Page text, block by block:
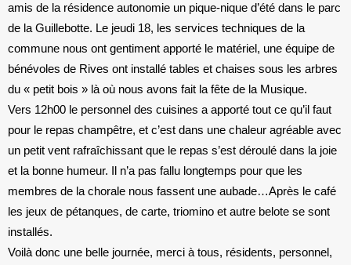
amis de la résidence autonomie un pique-nique d’été dans le parc
de la Guillebotte. Le jeudi 18, les services techniques de la
commune nous ont gentiment apporté le matériel, une équipe de
bénévoles de Rives ont installé tables et chaises sous les arbres
du « petit bois » là où nous avons fait la fête de la Musique.
Vers 12h00 le personnel des cuisines a apporté tout ce qu’il faut
pour le repas champêtre, et c’est dans une chaleur agréable avec
un petit vent rafraîchissant que le repas s’est déroulé dans la joie
et la bonne humeur. Il n’a pas fallu longtemps pour que les
membres de la chorale nous fassent une aubade…Après le café
les jeux de pétanques, de carte, triomino et autre belote se sont
installés.
Voilà donc une belle journée, merci à tous, résidents, personnel,